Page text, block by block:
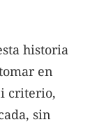
historia
en
criterio,
sin